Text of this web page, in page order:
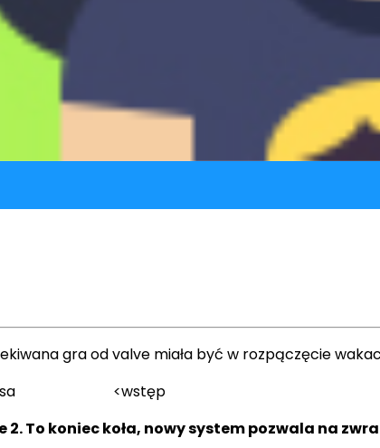
gra od valve miała być w rozpączęcie
mała szansa